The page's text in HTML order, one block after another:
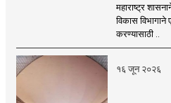
महाराष्ट्र
विकास
करण्यासाठी ..
१६ जून २०२६